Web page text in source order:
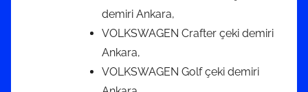
demiri Ankara,
VOLKSWAGEN Crafter çeki demiri
Ankara,
VOLKSWAGEN Golf çeki demiri